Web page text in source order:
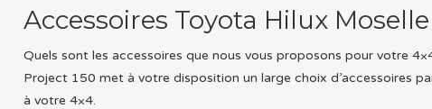
Accessoires Toyota Hilux Moselle
Quels sont les accessoires que nous vous proposons pour votre
Project 150 met à votre disposition un large choix d’accessoires
à votre 4×4.